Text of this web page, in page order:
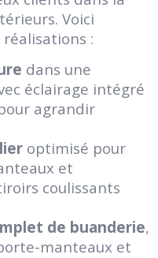
Voici
:
dans une
éclairage intégré
agrandir
optimisé pour
et
coulissants
de buanderie,
manteaux et